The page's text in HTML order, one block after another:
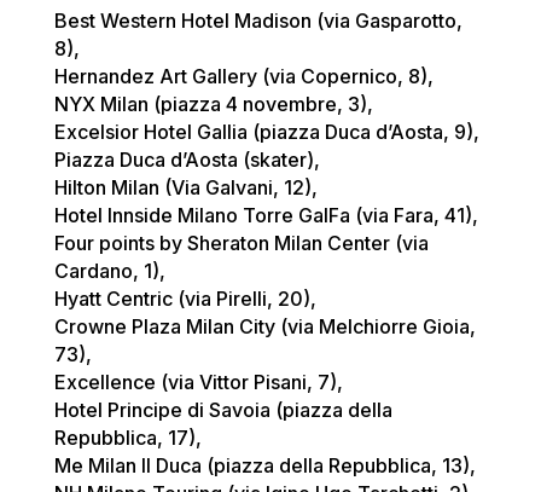
Best Western Hotel Madison (via Gasparotto,
8),
Hernandez Art Gallery (via Copernico, 8),
NYX Milan (piazza 4 novembre, 3),
Excelsior Hotel Gallia (piazza Duca d’Aosta, 9),
Piazza Duca d’Aosta (skater),
Hilton Milan (Via Galvani, 12),
Hotel Innside Milano Torre GalFa (via Fara, 41),
Four points by Sheraton Milan Center (via
Cardano, 1),
Hyatt Centric (via Pirelli, 20),
Crowne Plaza Milan City (via Melchiorre Gioia,
73),
Excellence (via Vittor Pisani, 7),
Hotel Principe di Savoia (piazza della
Repubblica, 17),
Me Milan Il Duca (piazza della Repubblica, 13),